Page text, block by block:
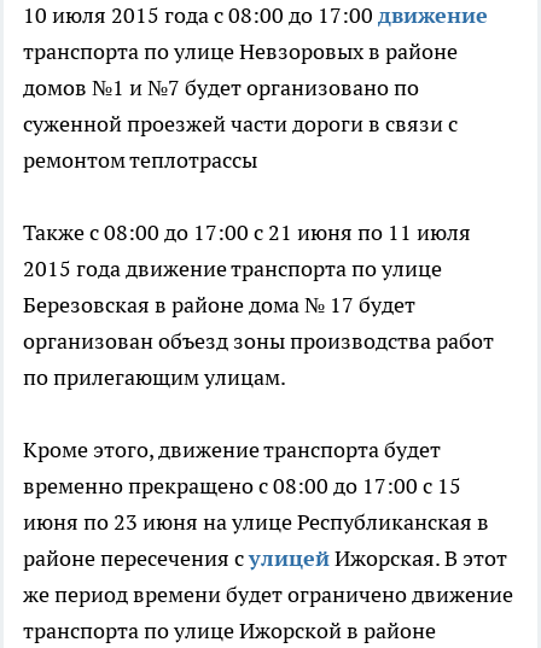
10 июля 2015 года с 08:00 до 17:00 движение
транспорта по улице Невзоровых в районе
домов №1 и №7 будет организовано по
суженной проезжей части дороги в связи с
ремонтом теплотрассы
Также с 08:00 до 17:00 с 21 июня по 11 июля
2015 года движение транспорта по улице
Березовская в районе дома № 17 будет
организован объезд зоны производства работ
по прилегающим улицам.
Кроме этого, движение транспорта будет
временно прекращено с 08:00 до 17:00 с 15
июня по 23 июня на улице Республиканская в
районе пересечения сулицейИжорская. В этот
же период времени будет ограничено движение
транспорта по улице Ижорской в районе